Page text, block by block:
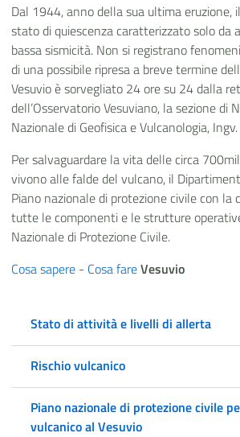
Dal 1944, anno della sua ultima eruzione,
stato di quiescenza caratterizzato solo da
bassa sismicità. Non si registrano
di una possibile ripresa a breve termine
Vesuvio è sorvegliato 24 ore su 24 dalla
dell’Osservatorio Vesuviano, la sezione di
Nazionale di Geofisica e Vulcanologia, Ingv.
Per salvaguardare la vita delle circa
vivono alle falde del vulcano, il
Piano nazionale di protezione civile con la
tutte le componenti e le strutture
Nazionale di Protezione Civile.
Cosa sapere - Cosa fareVesuvio
Stato di attività e livelli di allerta
Rischio vulcanico
Piano nazionale di protezione civile
vulcanico al Vesuvio